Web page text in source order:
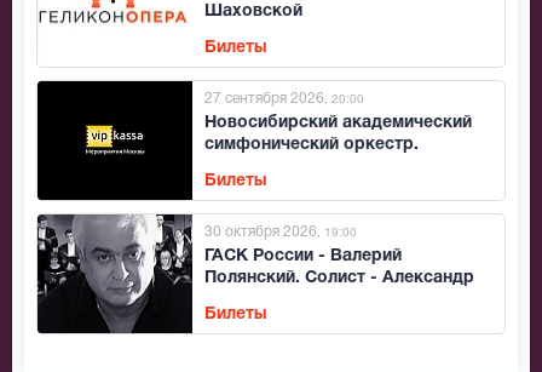
Шаховской
Билеты
Новосибирский академический
симфонический оркестр.
27 сентября 2026 , 20:00
Билеты
ГАСК России - Валерий
Полянский. Солист - Александр
30 октября 2026 , 19:00
Билеты